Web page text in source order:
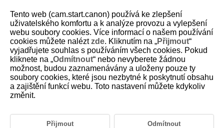
D250-077
Stav bezdrátové komunikace
Stav bezdrátové komunikace lze zkontrolovat na displeji.
Tento web (cam.start.canon) používá ke zlepšení
uživatelského komfortu a k analýze provozu a vylepšení
webu soubory cookies. Více informací o našem používání
cookies můžete naléztzde. Kliknutím na „Přijmout“
vyjadřujete souhlas s používáním všech cookies. Pokud
kliknete na „Odmítnout“ nebo nevyberete žádnou
možnost, budou zaznamenávány a uloženy pouze ty
soubory cookies, které jsou nezbytné k poskytnutí obsahu
a zajištění funkcí webu. Toto nastavení můžete kdykoliv
změnit.
Přijmout Odmítnout